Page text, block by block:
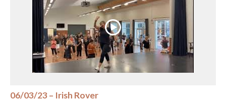
06/03/23 – Irish Rover